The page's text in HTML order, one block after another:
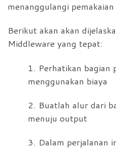
menanggulangi pemakaian
Berikut akan akan
Middleware yang tepat:
1. Perhatikan bagian
menggunakan biaya
2. Buatlah alur dari
menuju output
3. Dalam perjalanan